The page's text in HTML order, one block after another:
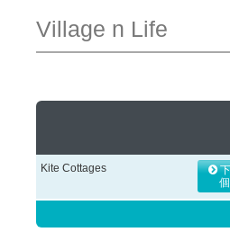
Village n Life
Kite Cottages
個